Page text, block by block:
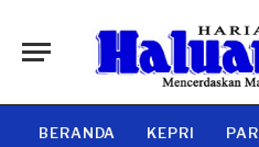
BERANDA KEPRI